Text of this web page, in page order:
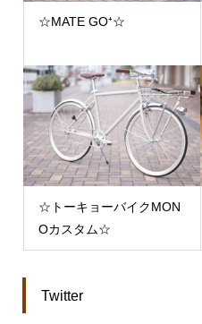
☆MATE GO⁺☆
☆トーキョーバイクMON
Oカスタム☆
Twitter